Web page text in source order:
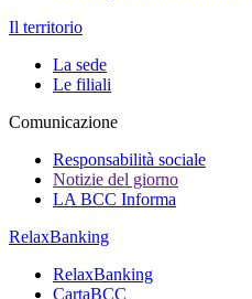
Il territorio
La sede
Le filiali
Comunicazione
Responsabilità sociale
Notizie del giorno
LA BCC Informa
RelaxBanking
RelaxBanking
CartaBCC